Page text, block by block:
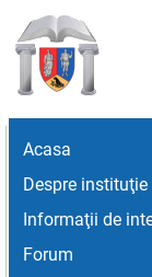
Acasa
Despre instituţie
Informaţii de
Forum